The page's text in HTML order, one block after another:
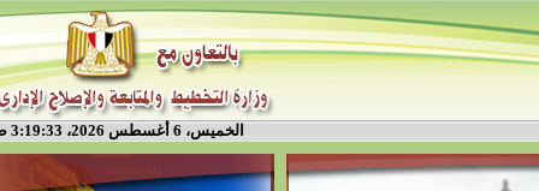
الخميس، 6 أغسطس 2026، 3:19:33 ص